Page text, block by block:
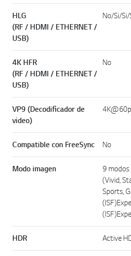
HLG
(RF / HDMI / ETHERNET /
USB)
No/Si/Si/
4K HFR
(RF / HDMI / ETHERNET /
USB)
No
VP9 (Decodificador de
video)
Compatible con FreeSync No
Modo imagen
9 modos
(Vivid,
Sports,
HDR Active